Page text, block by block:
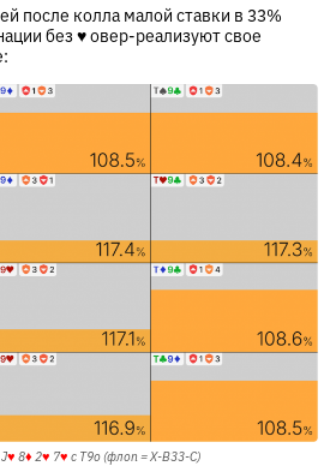
после колла малой ставки в 33%
без♥овер-реализуют свое
J♥ 8♦ 2♥ 7♥ с T9o (флоп = X-B33-C)